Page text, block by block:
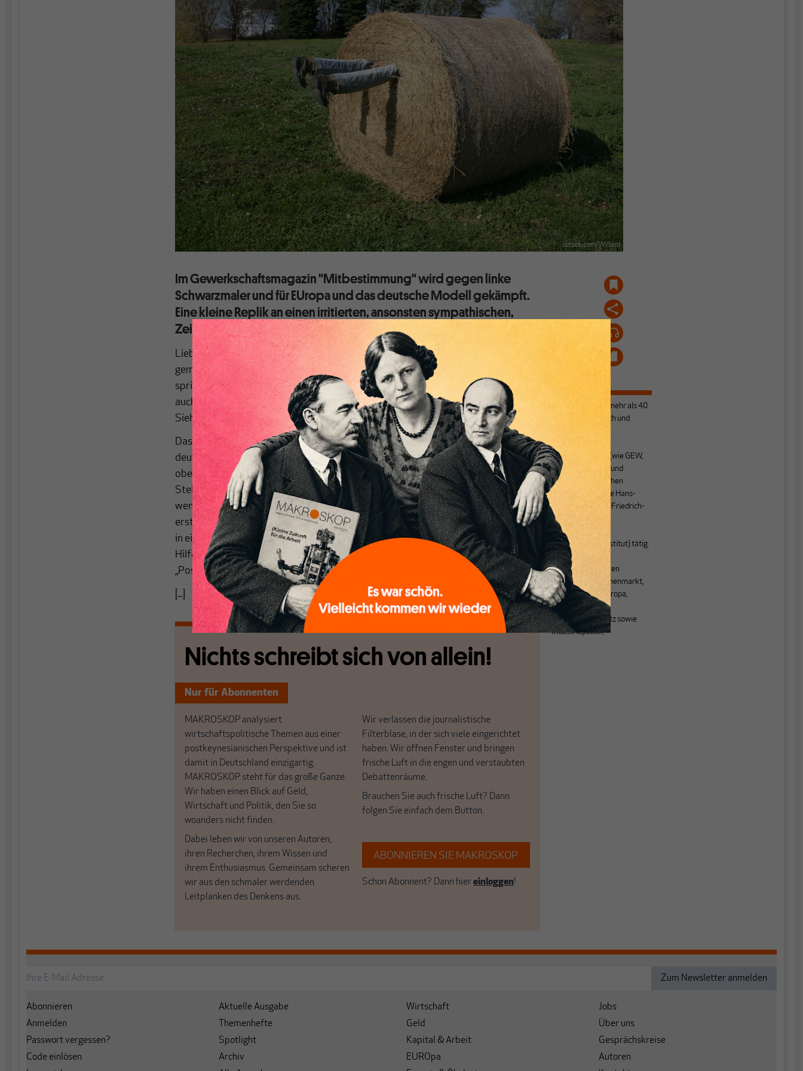
istock.com/Willard
Im Gewerkschaftsmagazin "Mitbestimmung" wird gegen linke
Schwarzmaler und für EUropa und das deutsche Modell gekämpft.
Eine kleine Replik an einen irritierten, ansonsten sympathischen,
Zeitgenossen!
Lieber Otto Jacobi[1], in demBeitrag für das Magazin Mitbestimmung
–
gemeinsam mit deinem Bruder im Geiste, Walther Müller-Jentsch, verfasst –
sprichst Du zurecht über Dein eigenes irritiert sein. Du wirfst in Eurem Pamphlet
auch soviel durcheinander und übereinander, dass es sich kaum sortieren lässt.
Sieht so intellektuelle Fastenzeit aus?
Dass Du schon am Anfang zur Querfrontmythologie übergehst, macht mehr als
deutlich, wie tief Du in Deinem Denken verunsichert sein musst. Und der etwas
oberflächliche Bezug auf das Ende der Weimarer Republik zeigt, dass es an dieser
Stelle wohl eher um Demagogie als um sachliche Auseinandersetzung geht. Und
wenn Du Dich gegen Argumente aus dem linken Lager stellst, muss natürlich als
erstes die Frage erlaubt sein, in welchem Lager Du denn stehst? Oder bist Du noch
in einem Dich selbst irritierenden Selbstfindungsprozess gefangen? Kleine
Hilfestellung: links ist heute da wo früher Mitte war. Man musste sich für diesen
„Positionswechsel“ selbst gar nicht bewegen. Wo standest Du denn da früher?
[...]
Nichts schreibt sich von allein!
Nur für Abonnenten
MAKROSKOP analysiert
wirtschaftspolitische Themen aus einer
postkeynesianischen Perspektive und ist
damit in Deutschland einzigartig.
MAKROSKOP steht für das große Ganze.
Wir haben einen Blick auf Geld,
Wirtschaft und Politik, den Sie so
woanders nicht finden.
Dabei leben wir von unseren Autoren,
ihren Recherchen, ihrem Wissen und
ihrem Enthusiasmus. Gemeinsam scheren
wir aus den schmaler werdenden
Leitplanken des Denkens aus.
Wir verlassen die journalistische
Filterblase, in der sich viele eingerichtet
haben. Wir öffnen Fenster und bringen
frische Luft in die engen und verstaubten
Debattenräume.
Brauchen Sie auch frische Luft? Dann
folgen Sie einfach dem Button.
ABONNIEREN SIE MAKROSKOP
Schon Abonnent? Dann hiereinloggen!
Hardy Kochwar mehr als 40
Jahre ehrenamtlich und
hauptamtlich für
verschiedene
Gewerkschaften (wie GEW,
DGB & IG Metall) und
gewerkschaftsnahen
Einrichtungen (wie Hans-
Böckler-Stiftung, Friedrich-
Ebert-Stiftung &
Europäisches
Gewerkschaftsinstitut) tätig.
Seine wichtigsten
Arbeitsfelder waren
Europäischer Binnenmarkt,
Mittel- und Osteuropa,
Arbeits- und
Gesundheitsschutz sowie
Industriepolitik.
Abonnieren
Anmelden
Passwort vergessen?
Code einlösen
Aktuelle Ausgabe
Themenhefte
Spotlight
Archiv
Wirtschaft
Geld
Kapital & Arbeit
EUROpa
Jobs
Über uns
Gesprächskreise
Autoren